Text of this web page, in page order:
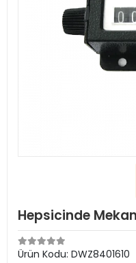
Hepsicinde
Ürün Kodu: DWZ8401610